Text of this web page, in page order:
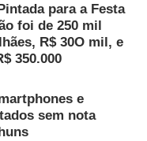
para a Festa
foi de 250 mil
R$ 30O mil, e
350.000
e
sem nota